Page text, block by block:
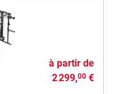
à partir de
2 299,00€